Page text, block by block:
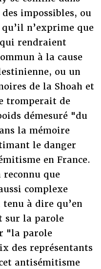
impossibles, ou
n’exprime que
rendraient
à la cause
ou un
de la Shoah et
tromperait de
démesuré "du
la mémoire
le danger
en France.
que
complexe
à dire qu’en
sur la parole
"la parole
des représentants
antisémitisme